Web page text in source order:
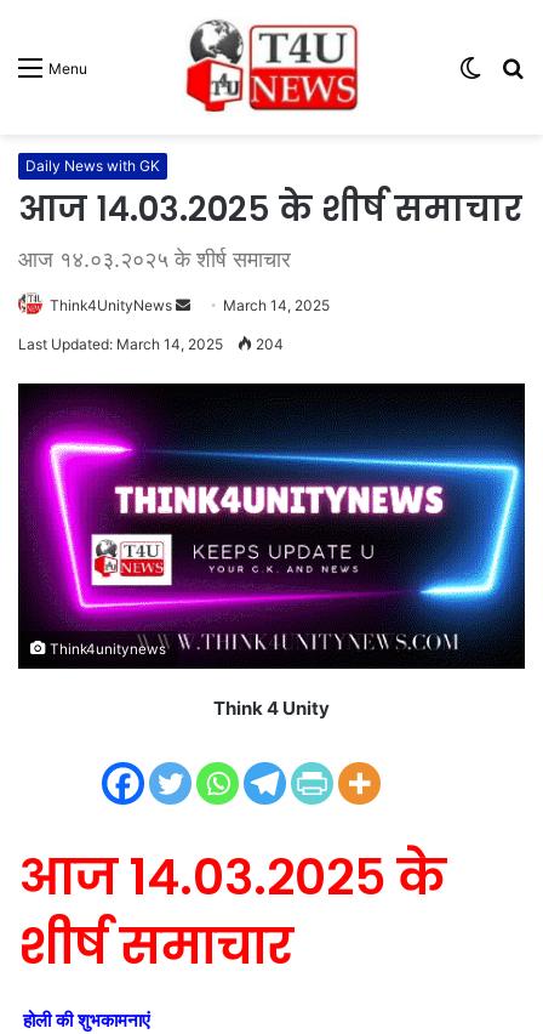
Menu
Switch
Daily News with GK
आज १४.०३.२०२५ के शीर्ष समाचार
आज १४.०३.२०२५ के शीर्ष समाचार
Think4UnityNews
d
a
n
e
m
a
i
l
March 14, 2025
Last Updated: March 14, 2025 204
Think4unitynews
Think 4 Unity
आज १४.०३.२०२५ के
शीर्ष समाचार
होली की शुभकामनाएं